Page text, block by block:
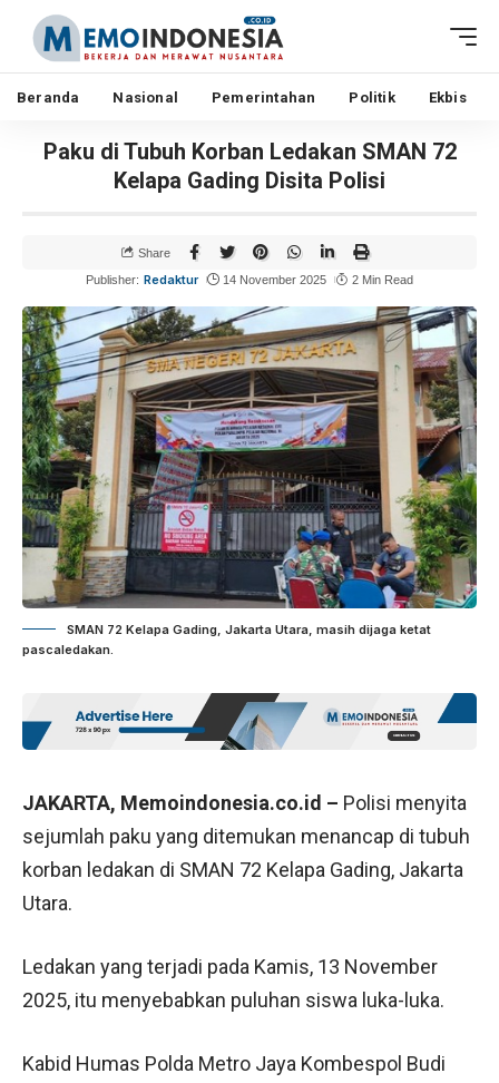
Beranda Nasional Pemerintahan Politik Ekbis
Paku di Tubuh Korban Ledakan SMAN 72
Kelapa Gading Disita Polisi
Publisher: Redaktur 14 November 2025 2 Min Read
Share
SMAN 72 Kelapa Gading, Jakarta Utara, masih dijaga ketat
pascaledakan.
JAKARTA, Memoindonesia.co.id – Polisi menyita
sejumlah paku yang ditemukan menancap di tubuh
korban ledakan di SMAN 72 Kelapa Gading, Jakarta
Utara.
Ledakan yang terjadi pada Kamis, 13 November
2025, itu menyebabkan puluhan siswa luka-luka.
Kabid Humas Polda Metro Jaya Kombespol Budi